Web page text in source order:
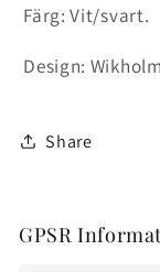
Färg: Vit/svart.
Design:
Share
GPSR